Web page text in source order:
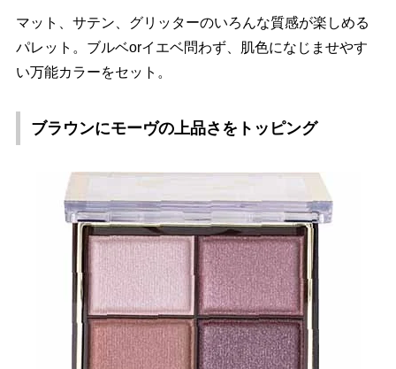
マット、サテン、グリッターのいろんな質感が楽しめる
パレット。ブルベorイエベ問わず、肌色になじませやす
い万能カラーをセット。
ブラウンにモーヴの上品さをトッピング